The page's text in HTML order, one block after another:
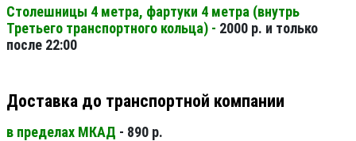
Столешницы 4 метра, фартуки 4 метра (внутрь
Третьего транспортного кольца) - 2000 р. и только
после 22:00
Доставка до транспортной компании
в пределах МКАД - 890 р.